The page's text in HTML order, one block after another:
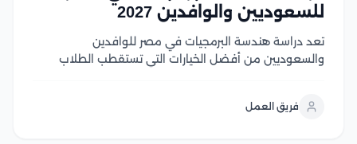
للسعوديين والوافدين 2027
تعد دراسة هندسة البرمجيات في مصر للوافدين
والسعوديين من أفضل الخيارات التي تستقطب الطلاب
الوظيفية محليًا ودوليًا، وتوفر الجامعات المصرية برامج
فريق العمل